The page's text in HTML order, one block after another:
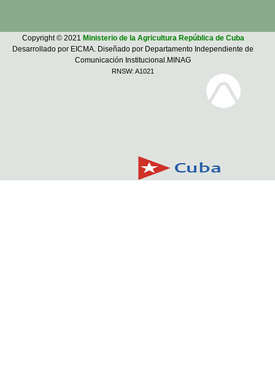
Copyright © 2021 Ministerio de la Agricultura República de Cuba
Desarrollado por EICMA. Diseñado por Departamento Independiente de
Comunicación Institucional.MINAG
RNSW: A1021